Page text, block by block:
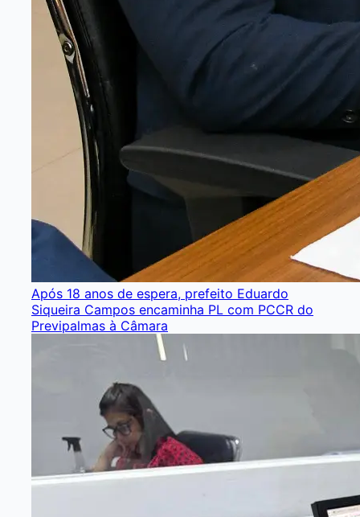
Após 18 anos de espera, prefeito Eduardo
Siqueira Campos encaminha PL com PCCR do
Previpalmas à Câmara